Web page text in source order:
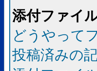
添付ファイ
どうやって
投稿済みの